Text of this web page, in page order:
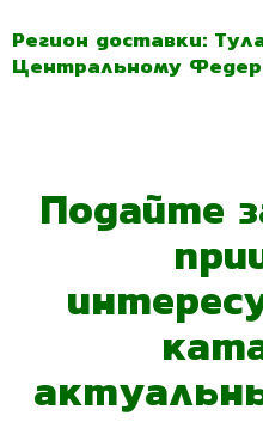
Регион доставки:
Центральному
Подайте